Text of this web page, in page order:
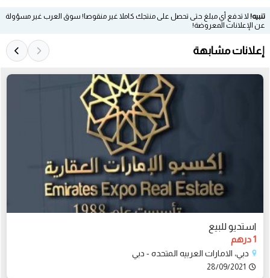
تنبيه! لا تدفع أي مبلغ حتى تحصل على منتجك كاملا غير منقوصا! سوق العرب غير مسؤولة
عن الإعلانات المعروضة!
إعلانات مشابهة
استديو للبيع
1 درهم
دبي، الامارات العربيه المتحده - دبي
28/09/2021